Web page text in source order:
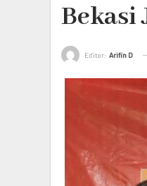
Bekasi
Editor: Arifin D